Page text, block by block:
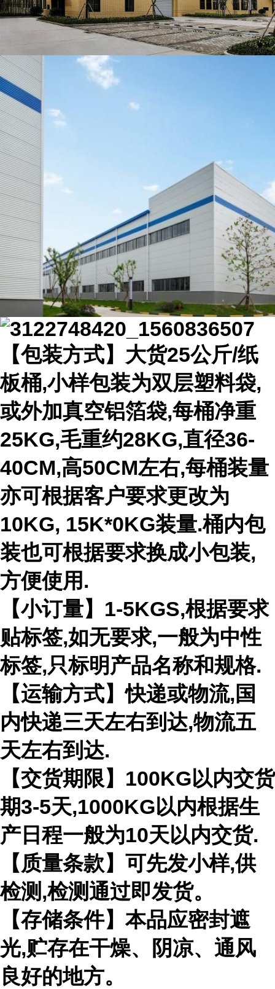
【包装方式】大货25公斤/纸
板桶,小样包装为双层塑料袋,
或外加真空铝箔袋,每桶净重
25KG,毛重约28KG,直径36-
40CM,高50CM左右,每桶装量
亦可根据客户要求更改为
10KG, 15K*0KG装量.桶内包
装也可根据要求换成小包装,
方便使用.
【小订量】1-5KGS,根据要求
贴标签,如无要求,一般为中性
标签,只标明产品名称和规格.
【运输方式】快递或物流,国
内快递三天左右到达,物流五
天左右到达.
【交货期限】100KG以内交货
期3-5天,1000KG以内根据生
产日程一般为10天以内交货.
【质量条款】可先发小样,供
检测,检测通过即发货。
【存储条件】本品应密封遮
光,贮存在干燥、阴凉、通风
良好的地方。